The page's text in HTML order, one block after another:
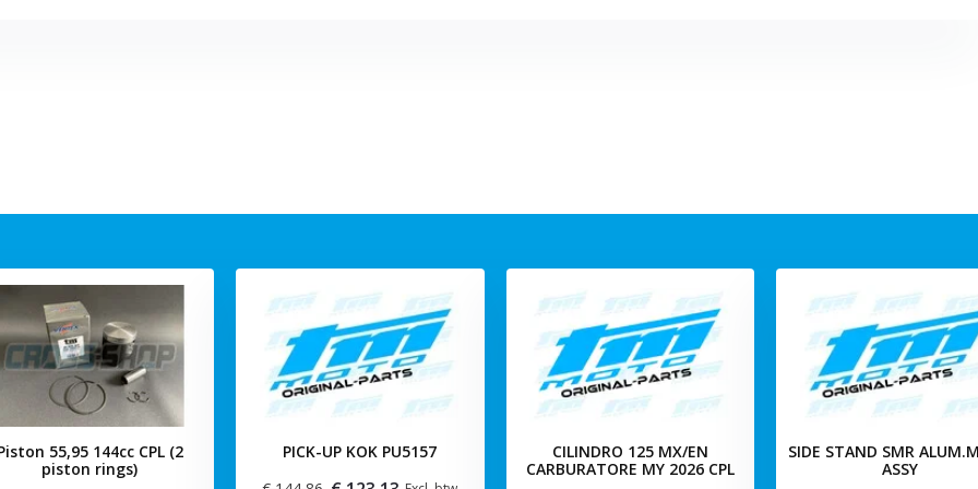
55,95 144cc CPL (2
piston rings)
PICK-UP KOK PU5157
CILINDRO 125 MX/EN
CARBURATORE MY 2026 CPL
SIDE STAND SMR
ASSY